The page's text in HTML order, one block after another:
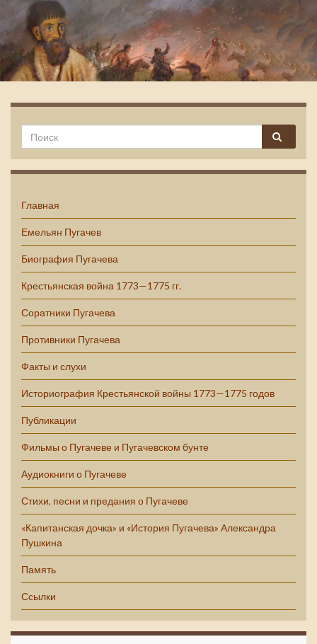
Емельян Пугачев
Главная
Емельян Пугачев
Биография Пугачева
Крестьянская война 1773—1775 гг.
Соратники Пугачева
Противники Пугачева
Факты и слухи
Историография Крестьянской войны 1773—1775 годов
Публикации
Фильмы о Пугачеве и Пугачевском бунте
Аудиокниги о Пугачеве
Стихи, песни и предания о Пугачеве
«Капитанская дочка» и «История Пугачева» Александра
Пушкина
Память
Ссылки